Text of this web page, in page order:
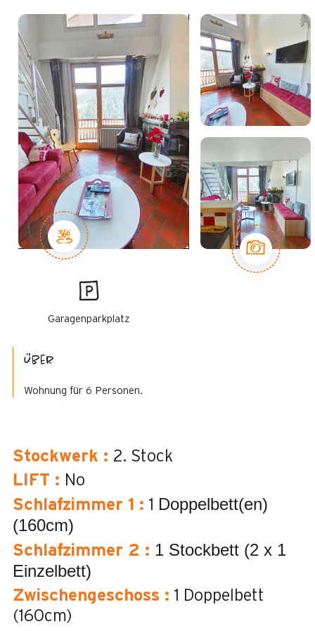
Garagenparkplatz
Über
Wohnung für 6 Personen.
Stockwerk : 2. Stock
LIFT : No
Schlafzimmer 1 : 1 Doppelbett(en)
(160cm)
Schlafzimmer 2 : 1 Stockbett (2 x 1
Einzelbett)
Zwischengeschoss : 1 Doppelbett
(160cm)